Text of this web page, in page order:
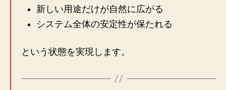
新しい用途だけが自然に広がる
システム全体の安定性が保たれる
という状態を実現します。